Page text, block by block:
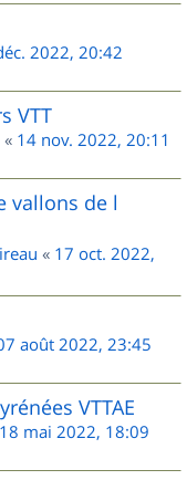
2022, 20:42
VTT
« 14 nov. 2022, 20:11
vallons de l
« 17 oct. 2022,
août 2022, 23:45
VTTAE
18 mai 2022, 18:09